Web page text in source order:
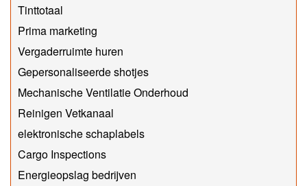
Tinttotaal
Prima marketing
Vergaderruimte huren
Gepersonaliseerde shotjes
Mechanische Ventilatie Onderhoud
Reinigen Vetkanaal
elektronische schaplabels
Cargo Inspections
Energieopslag bedrijven